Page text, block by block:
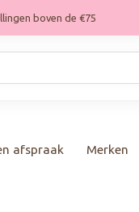
boven de €75
afspraak Merken